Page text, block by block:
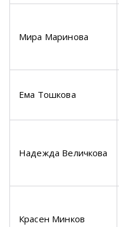
Мира Маринова
Ема Тошкова
Надеждa Величкова
Красен Минков